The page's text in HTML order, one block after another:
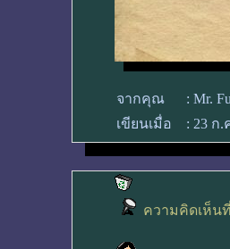
จากคุณ : Mr.
เขียนเมื่อ
: 23 ก.
ความคิดเห็น